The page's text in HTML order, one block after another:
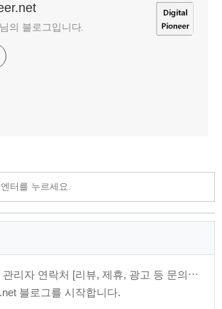
의 블로그입니다.
관리자 연락처 [리뷰, 제휴, 광고 등 문의⋯
블로그를 시작합니다.